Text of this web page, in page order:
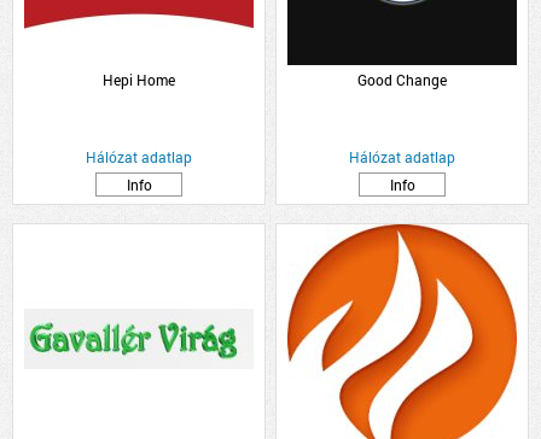
Hepi Home
Hálózat adatlap
Info
Good Change
Hálózat adatlap
Info